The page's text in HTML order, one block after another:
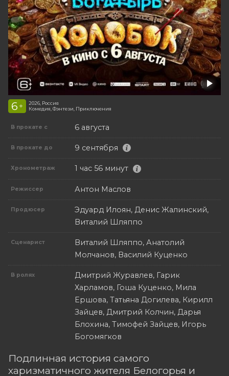
6 +
2026, Россия
Комедия, Фэнтези, Приключения
В прокате с 6 августа
В прокате до 9 сентября
Хронометраж 1 час 56 минут
Режиссер Антон Маслов
Продюсер
Эдуард Илоян, Денис Жалинский,
Виталий Шляппо
Сценарист
Виталий Шляппо, Анатолий
Молчанов, Василий Куценко
В ролях
Дмитрий Журавлев, Гарик
Харламов, Гоша Куценко, Мила
Ершова, Татьяна Догилева, Кирилл
Зайцев, Дмитрий Колчин, Дарья
Блохина, Тимофей Зайцев, Игорь
Богомягков
Подлинная история самого
харизматичного жителя Белогорья и